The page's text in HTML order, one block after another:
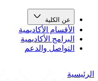
عن الكلية
الأقسام الأكاديمية
البرامج الأكاديمية
التواصل والدعم
الرئيسية